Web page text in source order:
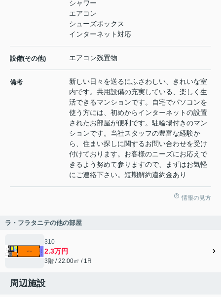
シャワー
エアコン
シューズボックス
インターネット対応
設備(その他) エアコン残置物
備考
新しい日々を送るにふさわしい、きれいな室
内です。共用設備の充実している、楽しく生
活できるマンションです。自宅でパソコンを
使う方には、初めからインターネットの設置
されたお部屋が便利です。駐輪場付きのマン
ションです。当社スタッフの豊富な経験か
ら、住まい探しに関するお問い合わせを受け
付けております。お客様のニーズにお応えで
きるよう努めて参りますので、まずはお気軽
にご連絡下さい。短期解約違約金あり
情報の見方
ラ・フラタニテの他の部屋
310
2.3万円
3階 / 22.00㎡ / 1R
周辺施設